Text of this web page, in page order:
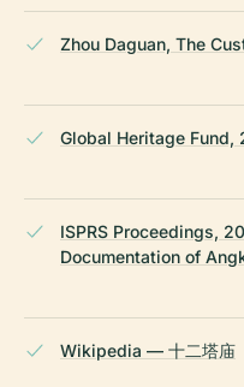
Zhou Daguan, The
Global Heritage Fund,
ISPRS Proceedings,
Documentation of
Wikipedia — 十二塔庙